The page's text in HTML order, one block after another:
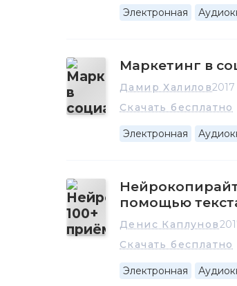
Электронная
Маркетинг в
Дамир Халилов2017
Скачать бесплатно
Электронная
помощью
Денис Каплунов
Скачать бесплатно
Электронная